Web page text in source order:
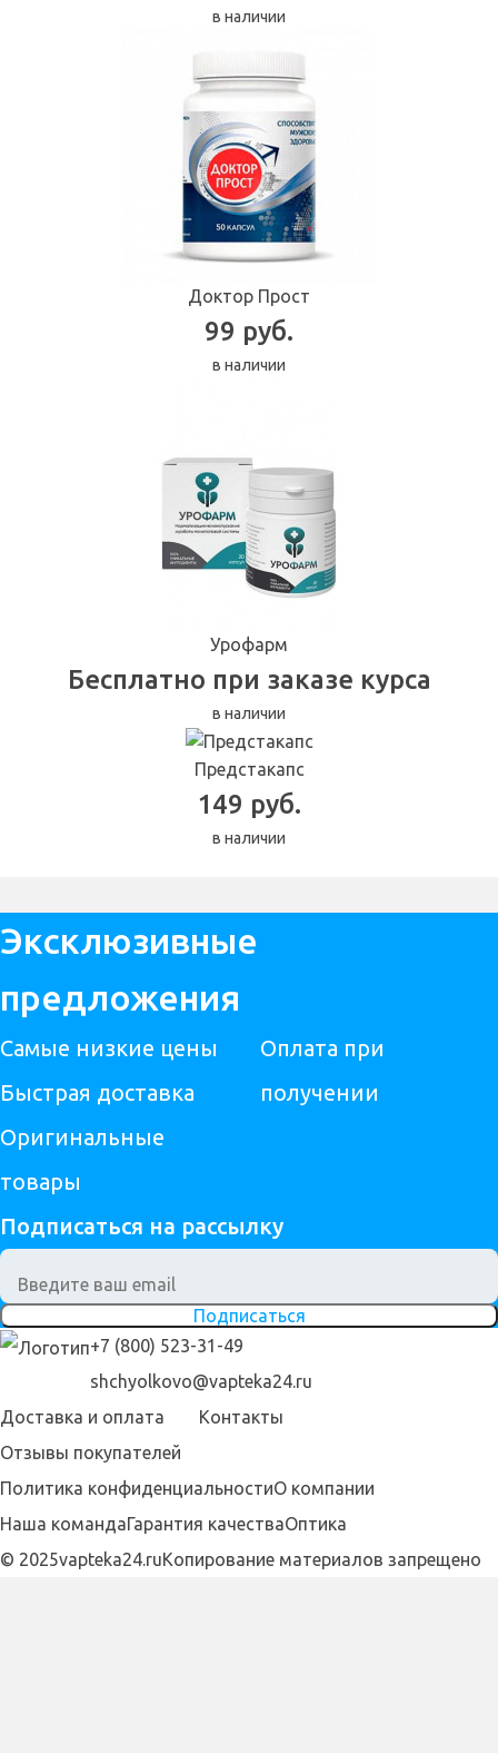
в наличии
Доктор Прост
99 руб.
в наличии
Урофарм
Бесплатно при заказе курса
в наличии
Предстакапс
149 руб.
в наличии
Эксклюзивные
предложения
Самые низкие цены
Быстрая доставка
Оригинальные
товары
Оплата при
получении
Подписаться на рассылку
Подписаться
+7 (800) 523-31-49
shchyolkovo@vapteka24.ru
Доставка и оплата
Отзывы покупателей
Контакты
Политика конфиденциальностиО компании
Наша командаГарантия качестваОптика
© 2025vapteka24.ruКопирование материалов запрещено